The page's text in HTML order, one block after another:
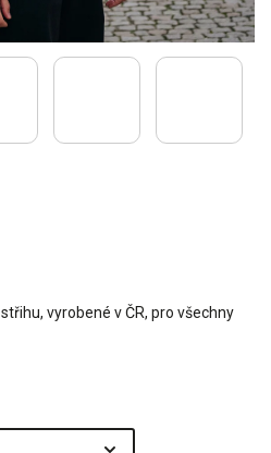
střihu, vyrobené v ČR, pro všechny